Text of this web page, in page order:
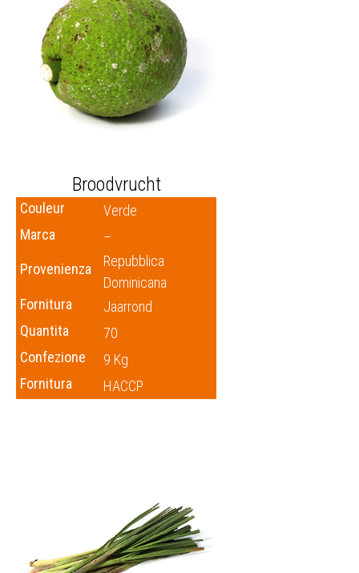
Broodvrucht
Couleur
Verde
Marca
–
Provenienza
Repubblica
Dominicana
Fornitura
Jaarrond
Quantita
70
Confezione
9 Kg
Fornitura
HACCP